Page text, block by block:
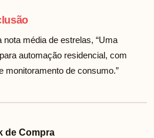
nota média de estrelas, “Uma
automação residencial, com
monitoramento de consumo.”
de Compra